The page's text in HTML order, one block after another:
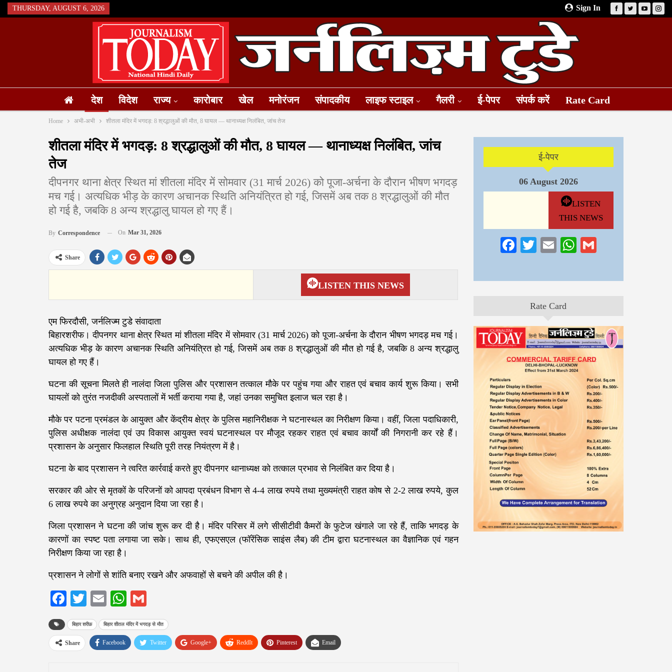
Sign In
THURSDAY, AUGUST 6, 2026
देश विदेश राज्य कारोबार खेल मनोरंजन संपादकीय लाइफ स्टाइल गैलरी ई-पेपर संपर्क करें Rate Card
Home अभी-अभी शीतला मंदिर में भगदड़: 8 श्रद्धालुओं की मौत, 8 घायल — थानाध्यक्ष निलंबित, जांच तेज
शीतला मंदिर में भगदड़: 8 श्रद्धालुओं की मौत, 8 घायल — थानाध्यक्ष निलंबित, जांच
तेज
दीपनगर थाना क्षेत्र स्थित मां शीतला मंदिर में सोमवार (31 मार्च 2026) को पूजा-अर्चना के दौरान भीषण भगदड़
मच गई। अत्यधिक भीड़ के कारण अचानक स्थिति अनियंत्रित हो गई, जिसमें अब तक 8 श्रद्धालुओं की मौत
हो गई है, जबकि 8 अन्य श्रद्धालु घायल हो गए हैं।
By Correspondence On Mar 31, 2026
Share
LISTEN THIS NEWS
एम फिरदौसी, जर्नलिज्म टुडे संवादाता
बिहारशरीफ। दीपनगर थाना क्षेत्र स्थित मां शीतला मंदिर में सोमवार (31 मार्च 2026) को पूजा-अर्चना के दौरान भीषण भगदड़ मच गई।
अत्यधिक भीड़ के कारण अचानक स्थिति अनियंत्रित हो गई, जिसमें अब तक 8 श्रद्धालुओं की मौत हो गई है, जबकि 8 अन्य श्रद्धालु
घायल हो गए हैं।
घटना की सूचना मिलते ही नालंदा जिला पुलिस और प्रशासन तत्काल मौके पर पहुंच गया और राहत एवं बचाव कार्य शुरू किया। सभी
घायलों को तुरंत नजदीकी अस्पतालों में भर्ती कराया गया है, जहां उनका समुचित इलाज चल रहा है।
मौके पर पटना प्रमंडल के आयुक्त और केंद्रीय क्षेत्र के पुलिस महानिरीक्षक ने घटनास्थल का निरीक्षण किया। वहीं, जिला पदाधिकारी,
पुलिस अधीक्षक नालंदा एवं उप विकास आयुक्त स्वयं घटनास्थल पर मौजूद रहकर राहत एवं बचाव कार्यों की निगरानी कर रहे हैं।
प्रशासन के अनुसार फिलहाल स्थिति पूरी तरह नियंत्रण में है।
घटना के बाद प्रशासन ने त्वरित कार्रवाई करते हुए दीपनगर थानाध्यक्ष को तत्काल प्रभाव से निलंबित कर दिया है।
सरकार की ओर से मृतकों के परिजनों को आपदा प्रबंधन विभाग से 4-4 लाख रुपये तथा मुख्यमंत्री राहत कोष से 2-2 लाख रुपये, कुल
6 लाख रुपये का अनुग्रह अनुदान दिया जा रहा है।
जिला प्रशासन ने घटना की जांच शुरू कर दी है। मंदिर परिसर में लगे सीसीटीवी कैमरों के फुटेज खंगाले जा रहे हैं, ताकि भगदड़ के
कारणों का स्पष्ट पता लगाया जा सके। साथ ही, एफएसएल (फॉरेंसिक साइंस लैब) की टीम द्वारा घटनास्थल का वैज्ञानिक एवं गहन
निरीक्षण किया जा रहा है।
प्रशासन ने लोगों से शांति बनाए रखने और अफवाहों से बचने की अपील की है।
Facebook
TwitterEmailWhatsApp
बिहार शरीफ़ बिहार शीतल मंदिर में भगदड़ से मौत
Share Facebook Twitter Google+ ReddIt Pinterest Email
ई-पेपर
06 August 2026
LISTEN
THIS NEWS
Facebook
TwitterEmailWhatsApp
Rate Card